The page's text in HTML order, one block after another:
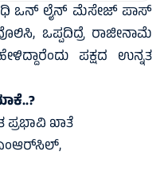
ಒನ್ ಲೈನ್ ಮೆಸೇಜ್ ಪಾಸ್‌
ಒಪ್ಪದಿದ್ರೆ ರಾಜೀನಾಮೆ
ಪಕ್ಷದ ಉನ್ನತ
ಪ್ರಭಾವಿ ಖಾತೆ